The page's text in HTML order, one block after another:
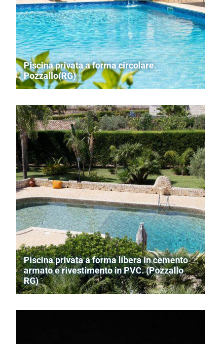
Piscina privata a forma circolare.
Pozzallo(RG)
Vasca in ESP con idromassaggio e insufflaggio
Piscina privata a forma libera in cemento
armato e rivestimento in PVC. (Pozzallo
RG)
Lavoro di ristrutturazione su piscina preesistente con